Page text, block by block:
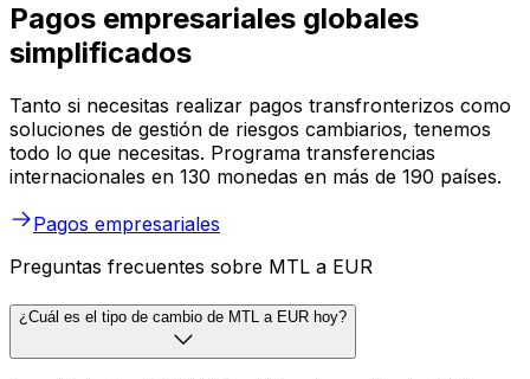
Pagos empresariales globales
simplificados
Tanto si necesitas realizar pagos transfronterizos como
soluciones de gestión de riesgos cambiarios, tenemos
todo lo que necesitas. Programa transferencias
internacionales en 130 monedas en más de 190 países.
Pagos empresariales
Preguntas frecuentes sobre MTL a EUR
¿Cuál es el tipo de cambio de MTL a EUR hoy?